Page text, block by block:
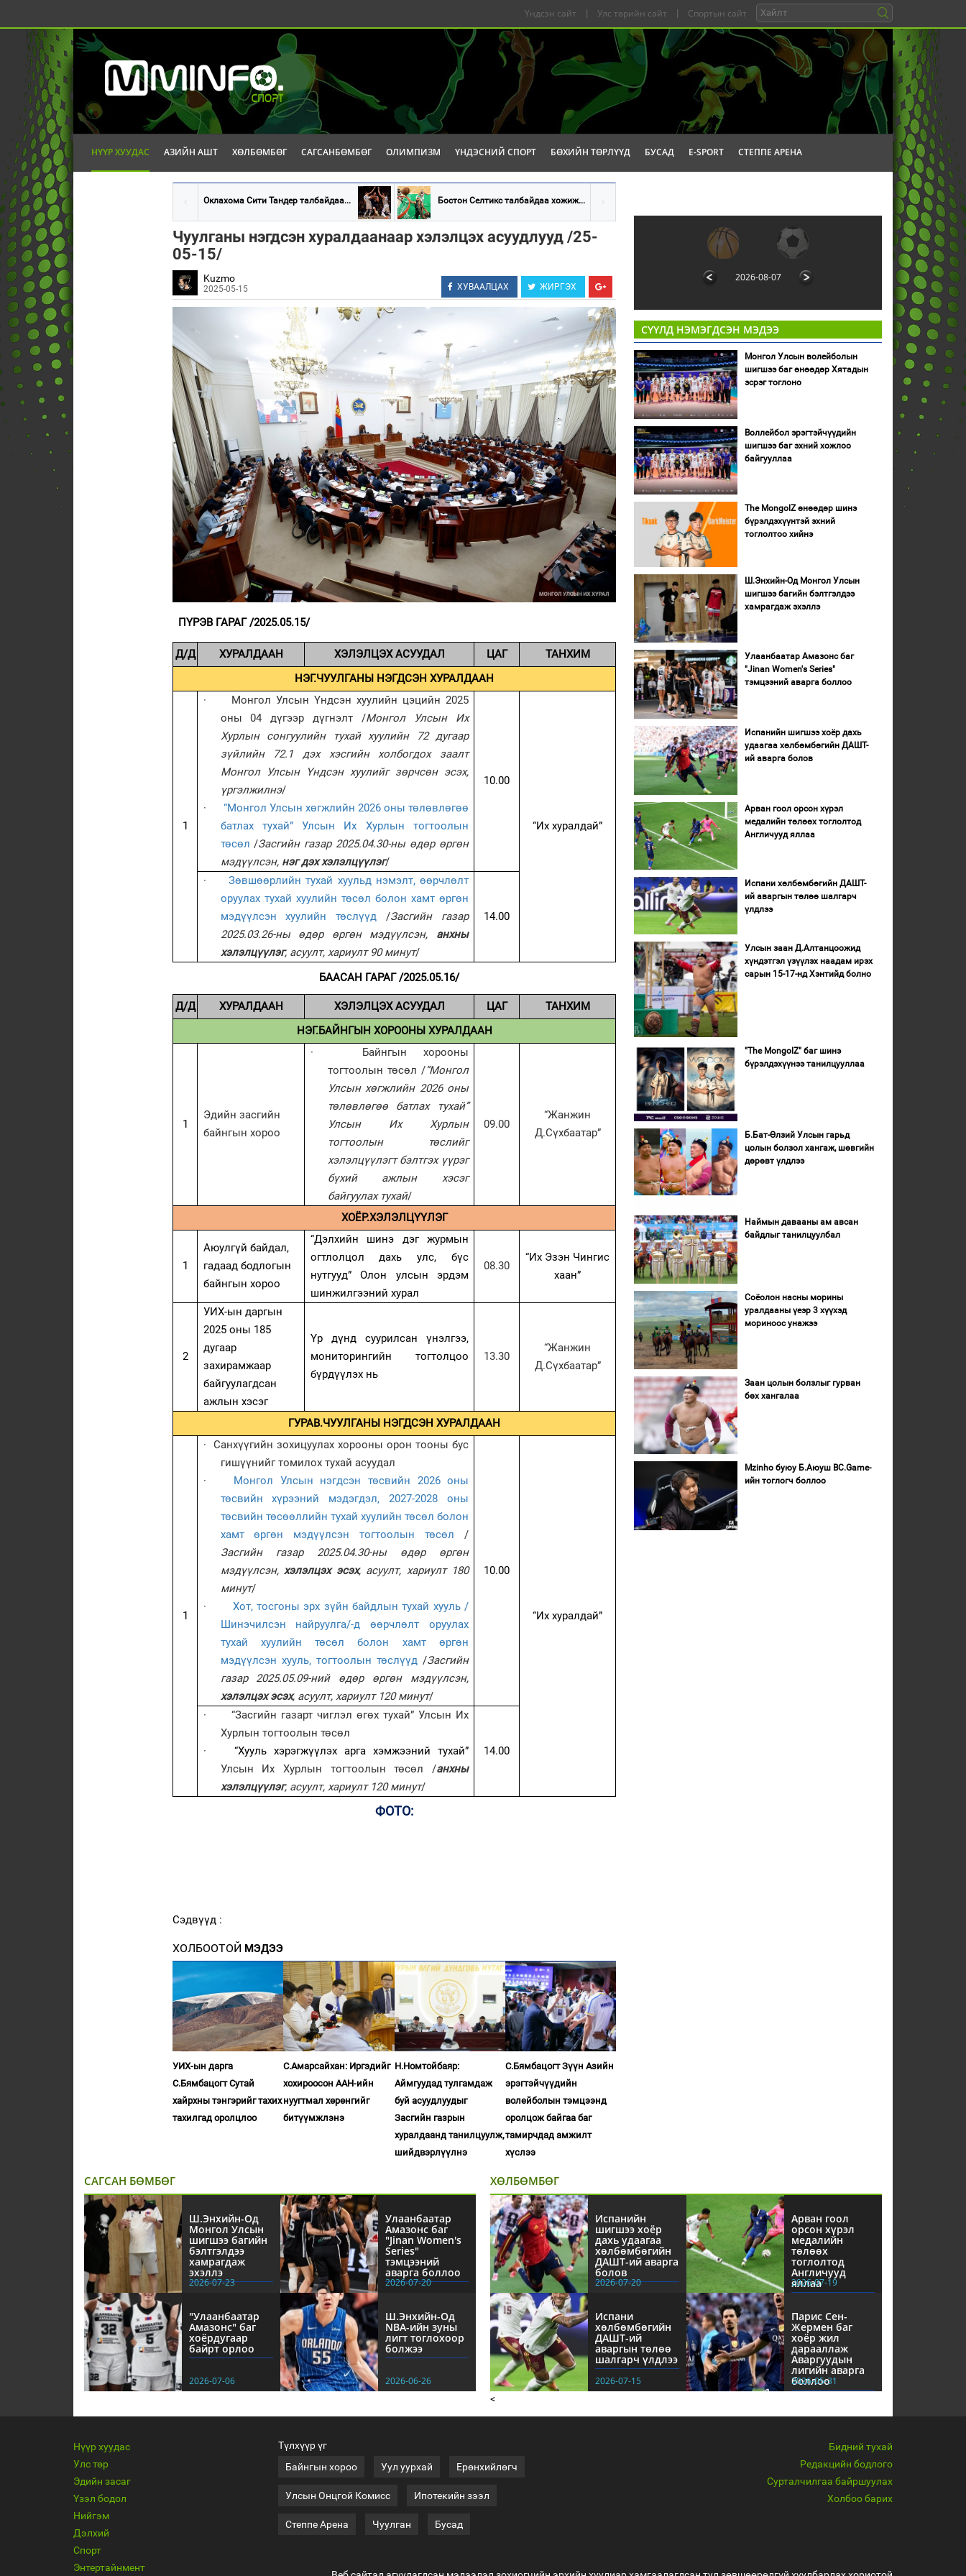
Үндсэн сайт | Улс төрийн сайт | Спортын сайт
НҮҮР ХУУДАС АЗИЙН АШТ ХӨЛБӨМБӨГ САГСАНБӨМБӨГ ОЛИМПИЗМ ҮНДЭСНИЙ СПОРТ БӨХИЙН ТӨРЛҮҮД БУСАД E-SPORT СТЕППЕ АРЕНА
Оклахома Сити Тандер талбайдаа... Бостон Селтикс талбайдаа хожиж...
Чуулганы нэгдсэн хуралдаанаар хэлэлцэх асуудлууд /25-
05-15/
Kuzmo
2025-05-15 ХУВААЛЦАХ ЖИРГЭХ
ПҮРЭВ ГАРАГ /2025.05.15/
Д/Д ХУРАЛДААН ХЭЛЭЛЦЭХ АСУУДАЛ ЦАГ
ТАНХИМ
НЭГ.ЧУУЛГАНЫ НЭГДСЭН ХУРАЛДААН
1
·
Монгол Улсын Үндсэн хуулийн цэцийн 2025
оны 04 дүгээр дүгнэлт /Монгол Улсын Их
Хурлын сонгуулийн тухай хуулийн 72 дугаар
зүйлийн 72.1 дэх хэсгийн холбогдох заалт
Монгол Улсын Үндсэн хуулийг зөрчсөн эсэх,
үргэлжилнэ/
·
“Монгол Улсын хөгжлийн 2026 оны төлөвлөгөө
батлах тухай” Улсын Их Хурлын тогтоолын
төсөл /Засгийн газар 2025.04.30-ны өдөр өргөн
мэдүүлсэн, нэг дэх хэлэлцүүлэг/
10.00
“Их хуралдай”
·
Зөвшөөрлийн тухай хуульд нэмэлт, өөрчлөлт
оруулах тухай хуулийн төсөл болон хамт өргөн
мэдүүлсэн хуулийн төслүүд /Засгийн газар
2025.03.26-ны өдөр өргөн мэдүүлсэн, анхны
хэлэлцүүлэг, асуулт, хариулт 90 минут/
14.00
БААСАН ГАРАГ /2025.05.16/
Д/Д ХУРАЛДААН ХЭЛЭЛЦЭХ АСУУДАЛ ЦАГ
ТАНХИМ
НЭГ.БАЙНГЫН ХОРООНЫ ХУРАЛДААН
1
Эдийн засгийн
байнгын хороо
·
Байнгын хорооны
тогтоолын төсөл /“Монгол
Улсын хөгжлийн 2026 оны
төлөвлөгөө батлах тухай”
Улсын Их Хурлын
тогтоолын төслийг
хэлэлцүүлэгт бэлтгэх үүрэг
бүхий ажлын хэсэг
байгуулах тухай/
09.00
“Жанжин
Д.Сүхбаатар”
ХОЁР.ХЭЛЭЛЦҮҮЛЭГ
1
Аюулгүй байдал,
гадаад бодлогын
байнгын хороо
“Дэлхийн шинэ дэг журмын
огтлолцол дахь улс, бүс
нутгууд” Олон улсын эрдэм
шинжилгээний хурал
08.30
“Их Эзэн Чингис
хаан”
2
УИХ-ын даргын
2025 оны 185
дугаар
захирамжаар
байгуулагдсан
ажлын хэсэг
Үр дүнд суурилсан үнэлгээ,
мониторингийн тогтолцоо
бүрдүүлэх нь
13.30
“Жанжин
Д.Сүхбаатар”
ГУРАВ.ЧУУЛГАНЫ НЭГДСЭН ХУРАЛДААН
1
·
Санхүүгийн зохицуулах хорооны орон тооны бус
гишүүнийг томилох тухай асуудал
·
Монгол Улсын нэгдсэн төсвийн 2026 оны
төсвийн хүрээний мэдэгдэл, 2027-2028 оны
төсвийн төсөөллийн тухай хуулийн төсөл болон
хамт өргөн мэдүүлсэн тогтоолын төсөл /
Засгийн газар 2025.04.30-ны өдөр өргөн
мэдүүлсэн,хэлэлцэх эсэх, асуулт, хариулт 180
минут/
·
Хот, тосгоны эрх зүйн байдлын тухай хууль /
Шинэчилсэн найруулга/-д өөрчлөлт оруулах
тухай хуулийн төсөл болон хамт өргөн
мэдүүлсэн хууль, тогтоолын төслүүд/Засгийн
газар 2025.05.09-ний өдөр өргөн мэдүүлсэн,
хэлэлцэх эсэх, асуулт, хариулт 120 минут/
10.00
“Их хуралдай”
·
“Засгийн газарт чиглэл өгөх тухай” Улсын Их
Хурлын тогтоолын төсөл
·
“Хууль хэрэгжүүлэх арга хэмжээний тухай”
Улсын Их Хурлын тогтоолын төсөл /анхны
хэлэлцүүлэг,асуулт, хариулт 120 минут/
14.00
ФОТО:
Сэдвүүд :
ХОЛБООТОЙ МЭДЭЭ
УИХ-ын дарга
С.Бямбацогт Сутай
хайрхны тэнгэрийг тахих
тахилгад оролцлоо
С.Амарсайхан: Иргэдийг
хохироосон ААН-ийн
нуугтмал хөрөнгийг
битүүмжлэнэ
Н.Номтойбаяр:
Аймгуудад тулгамдаж
буй асуудлуудыг
Засгийн газрын
хуралдаанд танилцуулж,
шийдвэрлүүлнэ
С.Бямбацогт Зүүн Азийн
эрэгтэйчүүдийн
волейболын тэмцээнд
оролцож байгаа баг
тамирчдад амжилт
хүслээ
2026-08-07
СҮҮЛД НЭМЭГДСЭН МЭДЭЭ
Монгол Улсын волейболын
шигшээ баг өнөөдөр Хятадын
эсрэг тоглоно
Воллейбол эрэгтэйчүүдийн
шигшээ баг эхний хожлоо
байгууллаа
The MongolZ өнөөдөр шинэ
бүрэлдэхүүнтэй эхний
тоглолтоо хийнэ
Ш.Энхийн-Од Монгол Улсын
шигшээ багийн бэлтгэлдээ
хамрагдаж эхэллэ
Улаанбаатар Амазонс баг
"Jinan Women's Series"
тэмцээний аварга боллоо
Испанийн шигшээ хоёр дахь
удаагаа хөлбөмбөгийн ДАШТ-
ий аварга болов
Арван гоол орсон хүрэл
медалийн төлөөх тоглолтод
Англичууд яллаа
Испани хөлбөмбөгийн ДАШТ-
ий аваргын төлөө шалгарч
үлдлээ
Улсын заан Д.Алтанцоожид
хүндэтгэл үзүүлэх наадам ирэх
сарын 15-17-нд Хэнтийд болно
"The MongolZ" баг шинэ
бүрэлдэхүүнээ танилцууллаа
Б.Бат-Өлзий Улсын гарьд
цолын болзол хангаж, шөвгийн
дөрөвт үлдлээ
Наймын давааны ам авсан
байдлыг танилцуулбал
Соёолон насны морины
уралдааны үеэр 3 хүүхэд
мориноос унажээ
Заан цолын болзлыг гурван
бөх хангалаа
Mzinho буюу Б.Аюуш BC.Game-
ийн тоглогч боллоо
САГСАН БӨМБӨГ
Ш.Энхийн-Од
Монгол Улсын
шигшээ багийн
бэлтгэлдээ
хамрагдаж
эхэллэ
2026-07-23
Улаанбаатар
Амазонс баг
"Jinan Women's
Series"
тэмцээний
аварга боллоо
2026-07-20
"Улаанбаатар
Амазонс" баг
хоёрдугаар
байрт орлоо
2026-07-06
Ш.Энхийн-Од
NBА-ийн зуны
лигт тоглохоор
болжээ
2026-06-26
ХӨЛБӨМБӨГ
Испанийн
шигшээ хоёр
дахь удаагаа
хөлбөмбөгийн
ДАШТ-ий аварга
болов
2026-07-20
Арван гоол
орсон хүрэл
медалийн
төлөөх
тоглолтод
Англичууд
яллаа
2026-07-19
Испани
хөлбөмбөгийн
ДАШТ-ий
аваргын төлөө
шалгарч үлдлээ
2026-07-15
Парис Сен-
Жермен баг
хоёр жил
дарааллаж
Аваргуудын
лигийн аварга
боллоо
2026-05-31
<
Нүүр хуудас
Улс төр
Эдийн засаг
Үзэл бодол
Нийгэм
Дэлхий
Спорт
Энтертайнмент
Түлхүүр үг
Байнгын хороо
Уул уурхай Ерөнхийлөгч
Улсын Онцгой Комисс Ипотекийн зээл
Степпе Арена Чуулган Бусад
Бидний тухай
Редакцийн бодлого
Сурталчилгаа байршуулах
Холбоо барих